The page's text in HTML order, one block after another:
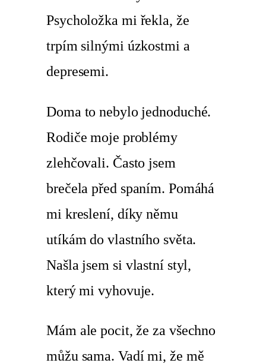
Psycholožka mi řekla, že
trpím silnými úzkostmi a
depresemi.
Doma to nebylo jednoduché.
Rodiče moje problémy
zlehčovali. Často jsem
brečela před spaním. Pomáhá
mi kreslení, díky němu
utíkám do vlastního světa.
Našla jsem si vlastní styl,
který mi vyhovuje.
Mám ale pocit, že za všechno
můžu sama. Vadí mi, že mě